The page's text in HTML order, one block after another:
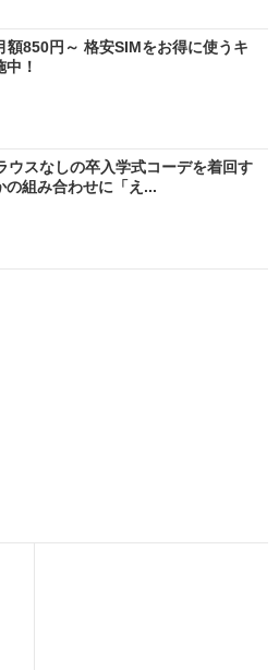
額850円～ 格安SIMをお得に使うキ
！
ウスなしの卒入学式コーデを着回す
組み合わせに「え...